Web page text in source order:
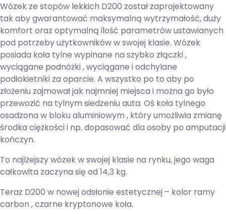
Wózek ze stopów lekkich D200 został zaprojektowany
tak aby gwarantować maksymalną wytrzymałość, duży
komfort oraz optymalną ilość parametrów ustawianych
pod potrzeby użytkowników w swojej klasie. Wózek
posiada koła tylne wypinane na szybko złączki ,
wyciągane podnóżki , wyciągane i odchylane
podłokietniki za oparcie. A wszystko po to aby po
złożeniu zajmował jak najmniej miejsca i można go było
przewozić na tylnym siedzeniu auta. Oś koła tylnego
osadzona w bloku aluminiowym , który umożliwia zmianę
środka ciężkości i np. dopasować dla osoby po amputacji
kończyn.
To najlżejszy wózek w swojej klasie na rynku, jego waga
całkowita zaczyna się od 14,3 kg.
Teraz D200 w nowej odsłonie estetycznej – kolor ramy
carbon , czarne kryptonowe koła.